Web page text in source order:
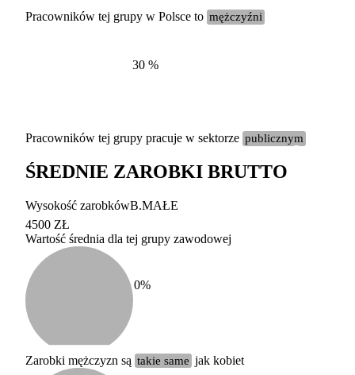
Etykieta
duży
100-200 tysięcy
Pracowników tej grupy w Polsce to mężczyźni
30 %
Pracowników tej grupy pracuje w sektorze publicznym
ŚREDNIE ZAROBKI BRUTTO
Wysokość zarobkówB.MAŁE
4500 ZŁ
Wartość średnia dla tej grupy zawodowej
0%
Zarobki mężczyzn są takie same jak kobiet